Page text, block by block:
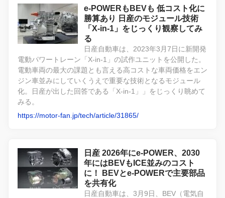
e-POWERもBEVも 低コスト化に
勝算あり 日産のモジュール技術
「X-in-1」をじっくり観察してみ
る
日産自動車は、2023年3月7日に新開発
電動パワートレーン「X-in-1」の試作ユニットを公開した。
電動車両の最大の課題とも言える高コストな車両価格をエン
ジン車並みにしていくうえで重要な技術となるモジュール
化。日産が出した回答である「X-in-1」」をじっくり眺めて
みる。
https://motor-fan.jp/tech/article/31865/
日産 2026年にe-POWER、2030
年にはBEVもICE並みのコスト
に！ BEVとe-POWERで主要部品
を共有化
日産自動車は、3月9日、BEV（電気自